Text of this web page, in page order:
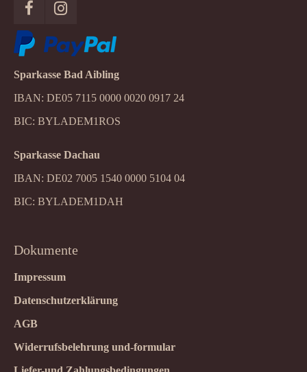
Sparkasse Bad Aibling
IBAN: DE05 7115 0000 0020 0917 24
BIC: BYLADEM1ROS
Sparkasse Dachau
IBAN: DE02 7005 1540 0000 5104 04
BIC: BYLADEM1DAH
Dokumente
Impressum
Datenschutzerklärung
AGB
Widerrufsbelehrung und-formular